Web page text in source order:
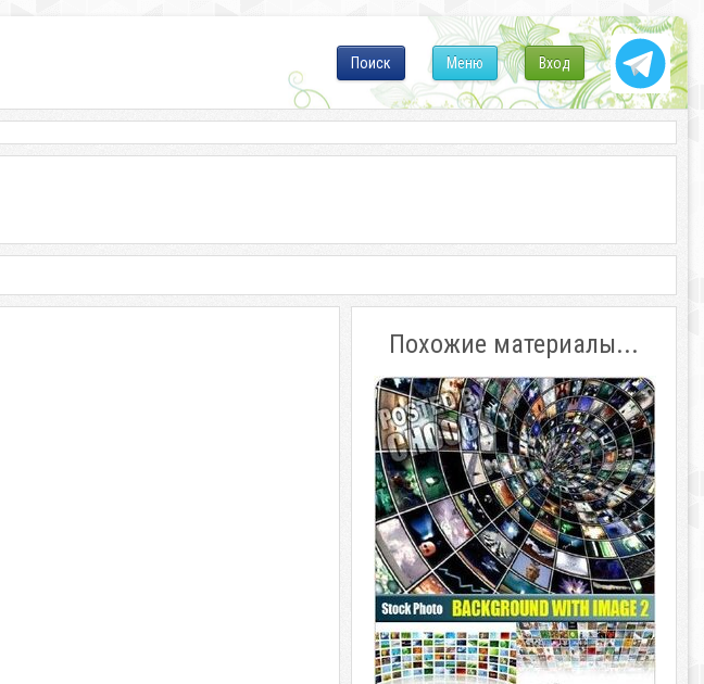
Вход
Меню
Поиск
Похожие материалы...